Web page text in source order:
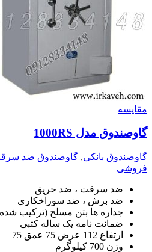
مقايسه
گاوصندوق مدل 1000RS
گاوصندوق بانکی, گاوصندوق ضد
فروشی
ضد سرقت ، ضد حریق
ضد برش ، ضد سوراخکاری
جداره ها بتن مسلح (ترکیب شده
ضمانت نامه یک ساله کتبی
ارتفاع 112 عرض 75 عمق 75
وزن 700 کیلوگرم